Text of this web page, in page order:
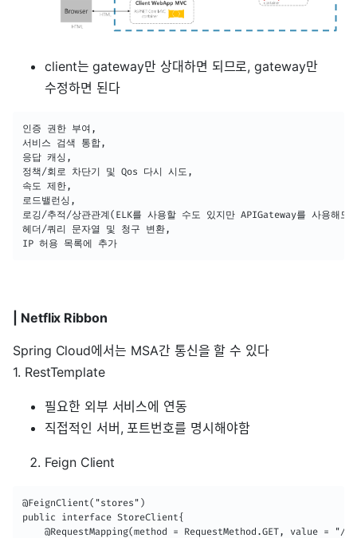
client는 gateway만 상대하면 되므로, gateway만
수정하면 된다
인증 권한 부여,
서비스 검색 통합,
응답 캐싱,
정책/회로 차단기 및 Qos 다시 시도,
속도 제한,
로드밸런싱,
로깅/추적/상관관계(ELK를 사용할 수도 있지만 APIGateway를 사용해
헤더/쿼리 문자열 및 청구 변환,
IP 허용 목록에 추가
| Netflix Ribbon
Spring Cloud에서는 MSA간 통신을 할 수 있다
1. RestTemplate
필요한 외부 서비스에 연동
직접적인 서버, 포트번호를 명시해야함
Feign Client
@FeignClient("stores")
public interface StoreClient{